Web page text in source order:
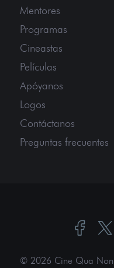
Mentores
Programas
Cineastas
Películas
Apóyanos
Logos
Contáctanos
Preguntas frecuentes
© 2026 Cine Qua Non.